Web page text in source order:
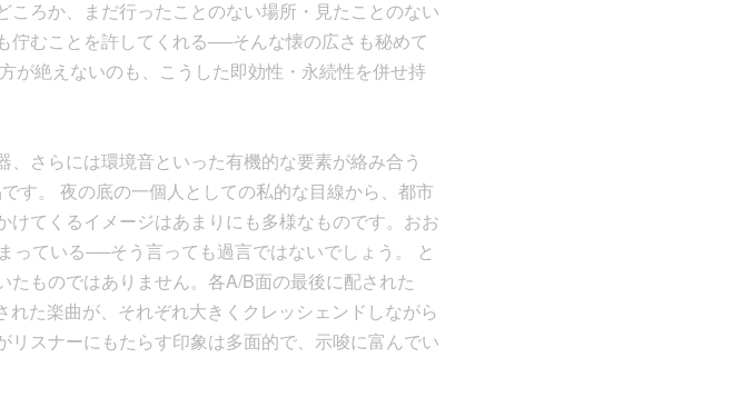
ろか、まだ行ったことのない場所・見たことのない
佇むことを許してくれる──そんな懐の広さも秘めて
が絶えないのも、こうした即効性・永続性を併せ持
さらには環境音といった有機的な要素が絡み合う
す。 夜の底の一個人としての私的な目線から、都市
てくるイメージはあまりにも多様なものです。おお
っている──そう言っても過言ではないでしょう。 と
ものではありません。各A/B面の最後に配された
れた楽曲が、それぞれ大きくクレッシェンドしながら
スナーにもたらす印象は多面的で、示唆に富んでい